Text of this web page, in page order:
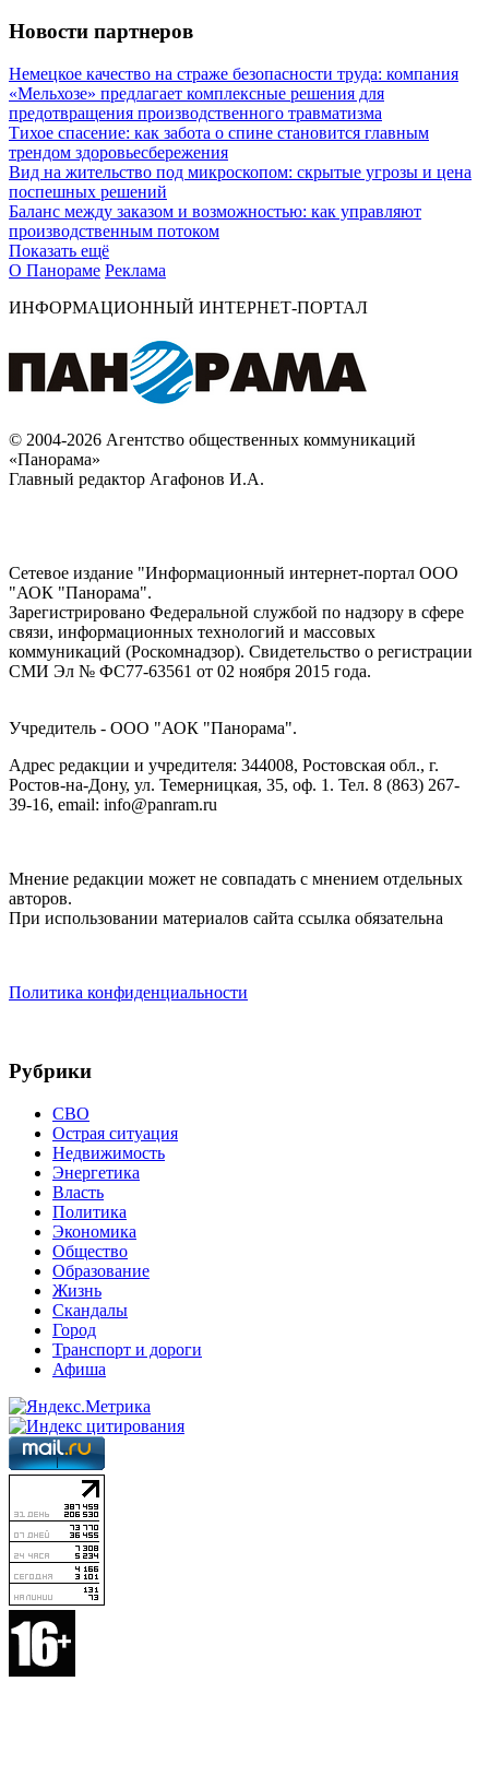
Новости партнеров
Немецкое качество на страже безопасности труда: компания
«Мельхозе» предлагает комплексные решения для
предотвращения производственного травматизма
Тихое спасение: как забота о спине становится главным
трендом здоровьесбережения
Вид на жительство под микроскопом: скрытые угрозы и цена
поспешных решений
Баланс между заказом и возможностью: как управляют
производственным потоком
Показать ещё
О Панораме Реклама
ИНФОРМАЦИОННЫЙ ИНТЕРНЕТ-ПОРТАЛ
© 2004-2026 Агентство общественных коммуникаций
«Панорама»
Главный редактор Агафонов И.А.
Сетевое издание "Информационный интернет-портал ООО
"АОК "Панорама".
Зарегистрировано Федеральной службой по надзору в сфере
связи, информационных технологий и массовых
коммуникаций (Роскомнадзор). Cвидетельство о регистрации
СМИ Эл № ФС77-63561 от 02 ноября 2015 года.
Учредитель - ООО "АОК "Панорама".
Адрес редакции и учредителя: 344008, Ростовская обл., г.
Ростов-на-Дону, ул. Темерницкая, 35, оф. 1. Тел. 8 (863) 267-
39-16, email: info@panram.ru
Мнение редакции может не совпадать с мнением отдельных
авторов.
При использовании материалов сайта ссылка обязательна
Политика конфиденциальности
Рубрики
СВО
Острая ситуация
Недвижимость
Энергетика
Власть
Политика
Экономика
Общество
Образование
Жизнь
Скандалы
Город
Транспорт и дороги
Афиша